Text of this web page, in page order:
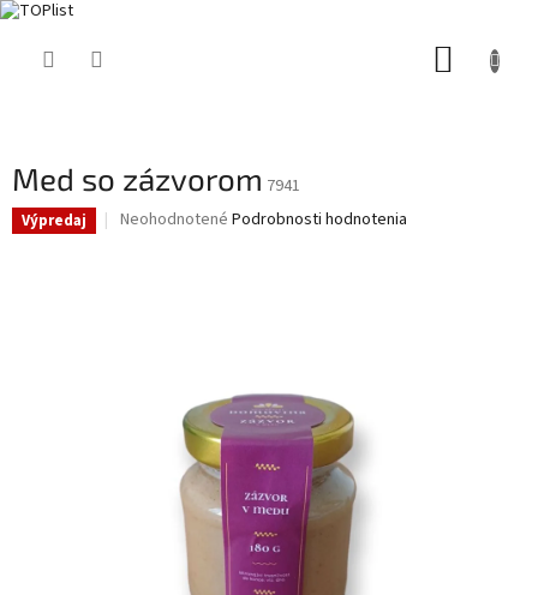
Med so zázvorom 7941
Výpredaj
Priemerné
Neohodnotené Podrobnosti hodnotenia